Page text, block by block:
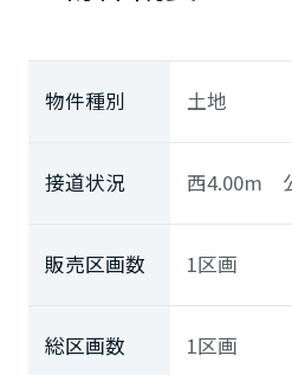
物件種別 土地
接道状況 西4.00m
販売区画数 1区画
総区画数 1区画